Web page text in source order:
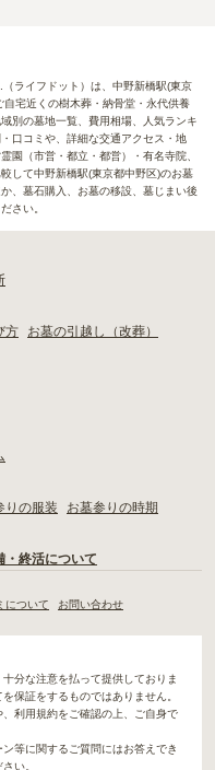
ライフドット）は、中野新橋駅(東京
宅近くの樹木葬・納骨堂・永代供養
別の墓地一覧、費用相場、人気ランキ
口コミや、詳細な交通アクセス・地
園（市営・都立・都営）・有名寺院、
して中野新橋駅(東京都中野区)のお墓
、墓石購入、お墓の移設、墓じまい後
さい。
方
お墓の引越し（改葬）
りの服装
お墓参りの時期
・終活について
について お問い合わせ
分な注意を払って提供しておりま
保証をするものではありません。
利用規約をご確認の上、ご自身で
等に関するご質問にはお答えでき
い。